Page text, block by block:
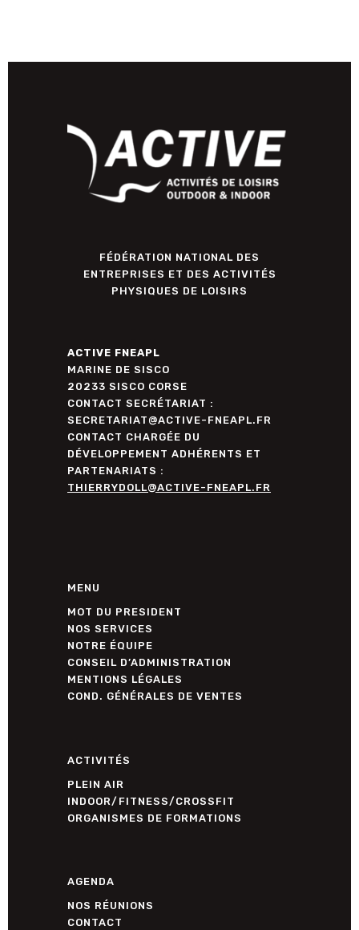
FÉDÉRATION NATIONAL DES
ENTREPRISES ET DES ACTIVITÉS
PHYSIQUES DE LOISIRS
ACTIVE FNEAPL
MARINE DE SISCO
20233 SISCO CORSE
CONTACT SECRÉTARIAT :
SECRETARIAT@ACTIVE-FNEAPL.FR
CONTACT CHARGÉE DU
DÉVELOPPEMENT ADHÉRENTS ET
PARTENARIATS :
THIERRYDOLL@ACTIVE-FNEAPL.FR
MENU
MOT DU PRESIDENT
NOS SERVICES
NOTRE ÉQUIPE
CONSEIL D’ADMINISTRATION
MENTIONS LÉGALES
COND. GÉNÉRALES DE VENTES
ACTIVITÉS
PLEIN AIR
INDOOR/FITNESS/CROSSFIT
ORGANISMES DE FORMATIONS
AGENDA
NOS RÉUNIONS
CONTACT